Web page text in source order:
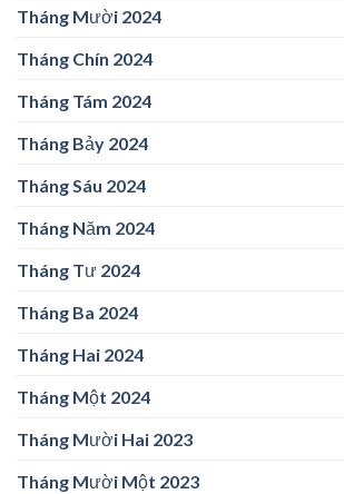
Tháng Mười 2024
Tháng Chín 2024
Tháng Tám 2024
Tháng Bảy 2024
Tháng Sáu 2024
Tháng Năm 2024
Tháng Tư 2024
Tháng Ba 2024
Tháng Hai 2024
Tháng Một 2024
Tháng Mười Hai 2023
Tháng Mười Một 2023